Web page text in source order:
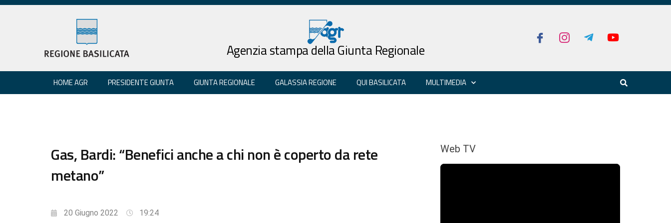
Agenzia stampa della Giunta Regionale
HOME AGR PRESIDENTE GIUNTA GIUNTA REGIONALE GALASSIA REGIONE QUI BASILICATA MULTIMEDIA
Gas, Bardi: “Benefici anche a chi non è coperto da rete
metano”
20 Giugno 2022 19:24
Web TV